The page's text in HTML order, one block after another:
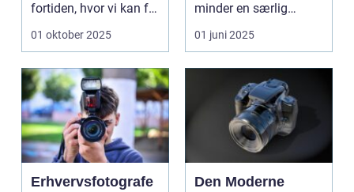
fortiden, hvor vi kan få
in...
01 oktober 2025
minder en særlig
betydning. ...
01 juni 2025
Erhvervsfotografe
Den Moderne